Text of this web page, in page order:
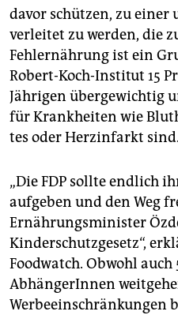
davor schützen, zu
verleitet zu werden, die
Fehlernährung ist ein
Robert-Koch-Institut 15
Jährigen übergewichtig
für Krankheiten wie
tes oder Herzinfarkt sind.
„Die FDP sollte endlich
aufgeben und den Weg
Ernährungsminister
Kinderschutzgesetz“,
Foodwatch. Obwohl auch
AbhängerInnen
Werbeeinschränkungen